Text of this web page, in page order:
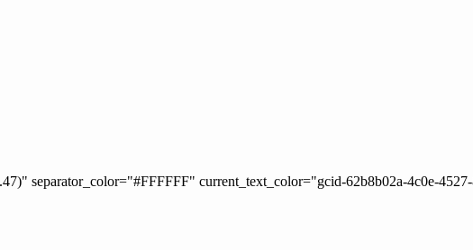
separator_color="#FFFFFF" current_text_color="gcid-62b8b02a-4c0e-